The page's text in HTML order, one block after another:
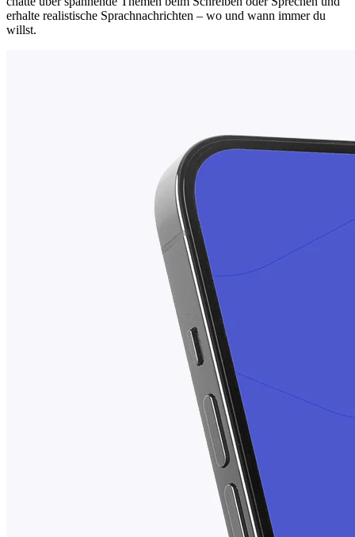
erhalte realistische Sprachnachrichten – wo und wann immer du
willst.